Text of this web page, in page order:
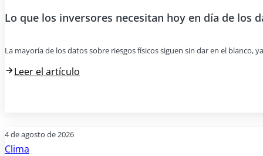
Lo que los inversores necesitan hoy en día de los
La mayoría de los datos sobre riesgos físicos siguen sin dar en el blanco,
Leer el artículo
4 de agosto de 2026
Clima